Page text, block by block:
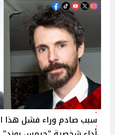
سبب صادم وراء فشل هذا